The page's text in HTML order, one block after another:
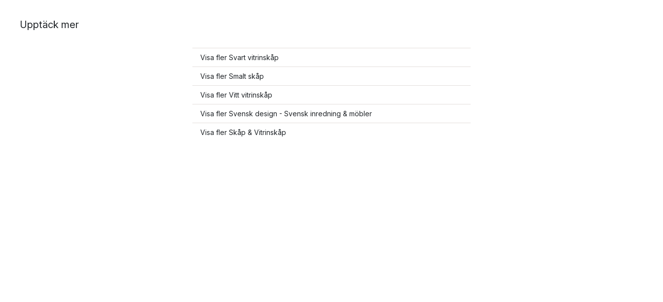
Upptäck mer
Visa fler Svart vitrinskåp
Visa fler Smalt skåp
Visa fler Vitt vitrinskåp
Visa fler Svensk design - Svensk inredning & möbler
Visa fler Skåp & Vitrinskåp